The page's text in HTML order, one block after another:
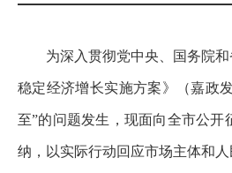
为深入贯彻党中央、国务院
稳定经济增长实施方案》（嘉政
至”的问题发生，现面向全市公
纳，以实际行动回应市场主体和人